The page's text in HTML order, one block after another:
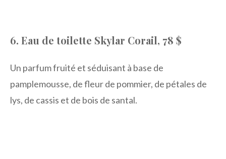
6. Eau de toilette Skylar Corail, 78 $
Un parfum fruité et séduisant à base de
pamplemousse, de fleur de pommier, de pétales de
lys, de cassis et de bois de santal.